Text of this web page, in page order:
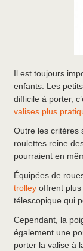
Il est toujours
enfants. Les
difficile à porter,
valises plus
Outre les critères
roulettes reine
pourraient en
Équipées de
trolley offrent
télescopique qui
Cependant, la
également une
porter la valise à